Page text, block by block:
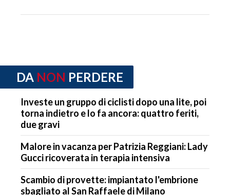
DA NON PERDERE
Investe un gruppo di ciclisti dopo una lite, poi
torna indietro e lo fa ancora: quattro feriti,
due gravi
Malore in vacanza per Patrizia Reggiani: Lady
Gucci ricoverata in terapia intensiva
Scambio di provette: impiantato l'embrione
sbagliato al San Raffaele di Milano